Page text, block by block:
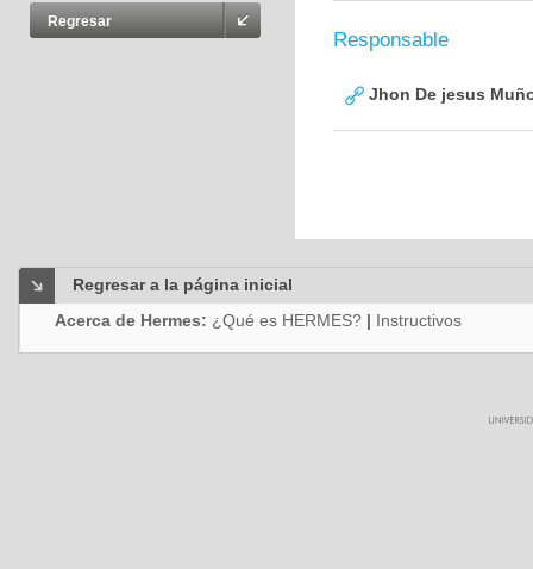
Regresar
Responsable
Jhon De jesus
Regresar a la página inicial
Acerca de Hermes: ¿Qué es HERMES? | Instructivos